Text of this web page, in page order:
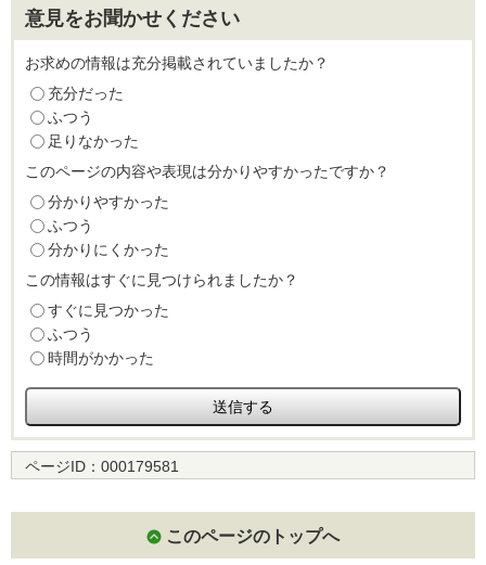
意見をお聞かせください
お求めの情報は充分掲載されていましたか？
充分だった
ふつう
足りなかった
このページの内容や表現は分かりやすかったですか？
分かりやすかった
ふつう
分かりにくかった
この情報はすぐに見つけられましたか？
すぐに見つかった
ふつう
時間がかかった
ページID： 000179581
このページのトップへ